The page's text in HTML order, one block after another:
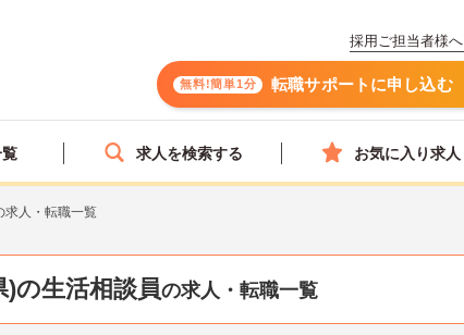
採用ご担当者様へ
無料!簡単1分 転職サポートに申し込む
求人を検索する お気に入り求人
求人・転職一覧
の生活相談員の求人・転職一覧